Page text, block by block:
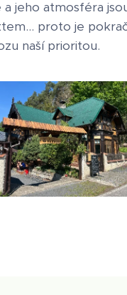
a jeho atmosféra
proto je
naší prioritou.